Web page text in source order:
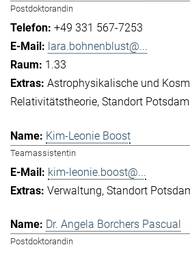
Postdoktorandin
+49 331 567-7253
lara.bohnenblust@...
1.33
Astrophysikalische und
Relativitätstheorie Standort Potsdam
Kim-Leonie Boost
Teamassistentin
kim-leonie.boost@...
Verwaltung Standort
Dr. Angela Borchers Pascual
Postdoktorandin